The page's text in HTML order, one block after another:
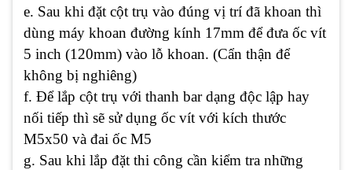
e. Sau khi đặt cột trụ vào đúng vị trí đã khoan thì
dùng máy khoan đường kính 17mm để đưa ốc vít
5 inch (120mm) vào lỗ khoan. (Cẩn thận để
không bị nghiêng)
f. Để lắp cột trụ với thanh bar dạng độc lập hay
nối tiếp thì sẽ sử dụng ốc vít với kích thước
M5x50 và đai ốc M5
g. Sau khi lắp đặt thi công cần kiểm tra những